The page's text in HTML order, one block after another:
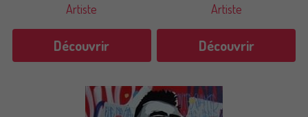
Artiste
Découvrir
Artiste
Découvrir